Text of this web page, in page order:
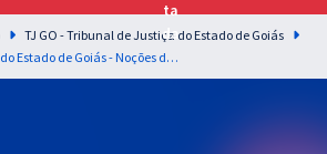
para as principais
Brasil
TJ GO - Tribunal de Justiça do Estado de Goiás
TJ GO - Tribunal de Justiça do Estado de Goiás - Noções de Informática para todos os cargos de Nível Superior exceto - Analista de Sistemas - Professor: Leonardo Vasconcelos